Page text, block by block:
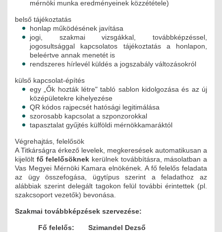
mérnöki munka eredményeinek közzététele)
belső tájékoztatás
honlap működésének javítása
jogi, szakmai vizsgákkal, továbbképzéssel,
jogosultsággal kapcsolatos tájékoztatás a honlapon,
beleértve annak menetét is
rendszeres hírlevél küldés a jogszabály változásokról
külső kapcsolat-építés
egy „Ők hozták létre" tabló sablon kidolgozása és az új
középületekre kihelyezése
QR kódos rajpecsét hatósági legitimálása
szorosabb kapcsolat a szponzorokkal
tapasztalat gyűjtés külföldi mérnökkamaráktól
Végrehajtás, felelősök
A Titkárságra érkező levelek, megkeresések automatikusan a
kijelölt fő felelősöknek kerülnek továbbításra, másolatban a
Vas Megyei Mérnöki Kamara elnökének. A fő felelős feladata
az ügy összefogása, ügytípus szerint a feladathoz az
alábbiak szerint delegált tagokon felül további érintettek (pl.
szakcsoport vezetők) bevonása.
Szakmai továbbképzések szervezése:
Fő felelős: Szimandel Dezső